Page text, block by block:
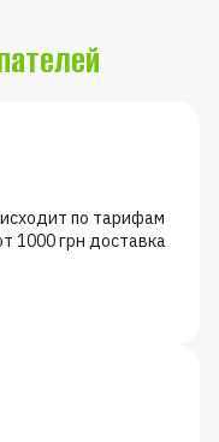
по тарифам
1000 грн доставка